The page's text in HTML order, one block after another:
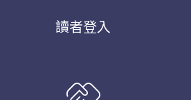
讀者登入